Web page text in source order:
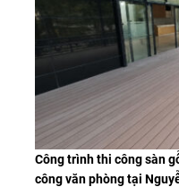
Công trình thi công sàn
công văn phòng tại